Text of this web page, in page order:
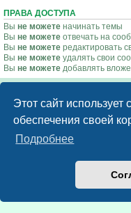
Этот сайт использует
обеспечения своей
Подробнее
ПРАВА ДОСТУПА
Вы не можете начинать темы
Вы не можете отвечать на
Вы не можете редактировать
Вы не можете удалять свои
Вы не можете добавлять
Создано на основе